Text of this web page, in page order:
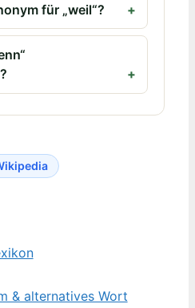
für „weil“?
& alternatives Wort